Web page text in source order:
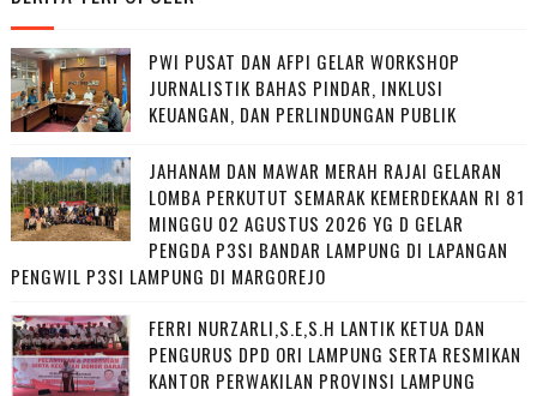
PWI PUSAT DAN AFPI GELAR WORKSHOP
JURNALISTIK BAHAS PINDAR, INKLUSI
KEUANGAN, DAN PERLINDUNGAN PUBLIK
JAHANAM DAN MAWAR MERAH RAJAI GELARAN
LOMBA PERKUTUT SEMARAK KEMERDEKAAN RI 81
MINGGU 02 AGUSTUS 2026 YG D GELAR
PENGDA P3SI BANDAR LAMPUNG DI LAPANGAN
PENGWIL P3SI LAMPUNG DI MARGOREJO
FERRI NURZARLI,S.E,S.H LANTIK KETUA DAN
PENGURUS DPD ORI LAMPUNG SERTA RESMIKAN
KANTOR PERWAKILAN PROVINSI LAMPUNG